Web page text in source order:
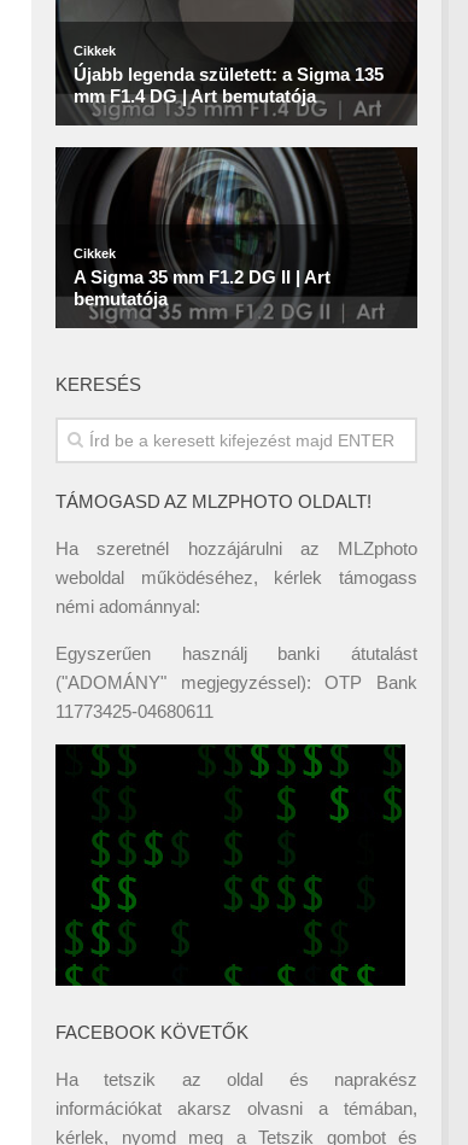
KERESÉS
TÁMOGASD AZ MLZPHOTO OLDALT!
Ha szeretnél hozzájárulni az MLZphoto
weboldal működéséhez, kérlek támogass
némi adománnyal:
Egyszerűen használj banki átutalást
("ADOMÁNY" megjegyzéssel): OTP Bank
11773425-04680611
FACEBOOK KÖVETŐK
Ha tetszik az oldal és naprakész
információkat akarsz olvasni a témában,
kérlek, nyomd meg a Tetszik gombot és